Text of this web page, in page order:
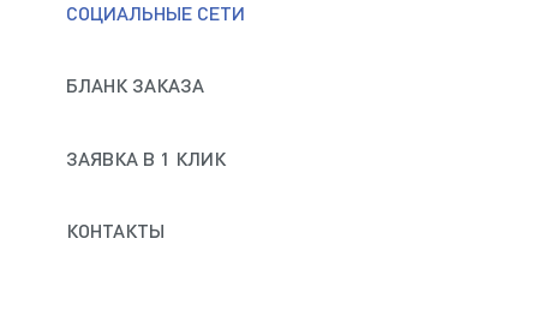
СОЦИАЛЬНЫЕ СЕТИ
БЛАНК ЗАКАЗА
ЗАЯВКА В 1 КЛИК
КОНТАКТЫ